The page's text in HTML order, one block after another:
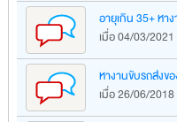
อายุเกิน 35+ หา
เมื่อ 04/03/
หางานขับรถส่งข
เมื่อ 26/06/